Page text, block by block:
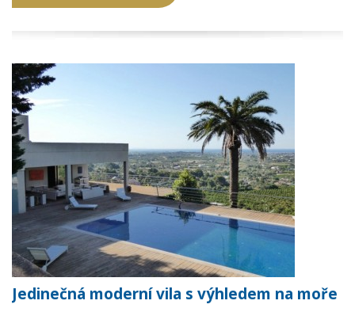
Jedinečná moderní vila s výhledem na moře